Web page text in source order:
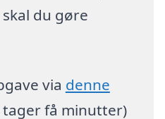
du gøre
via denne
få minutter)